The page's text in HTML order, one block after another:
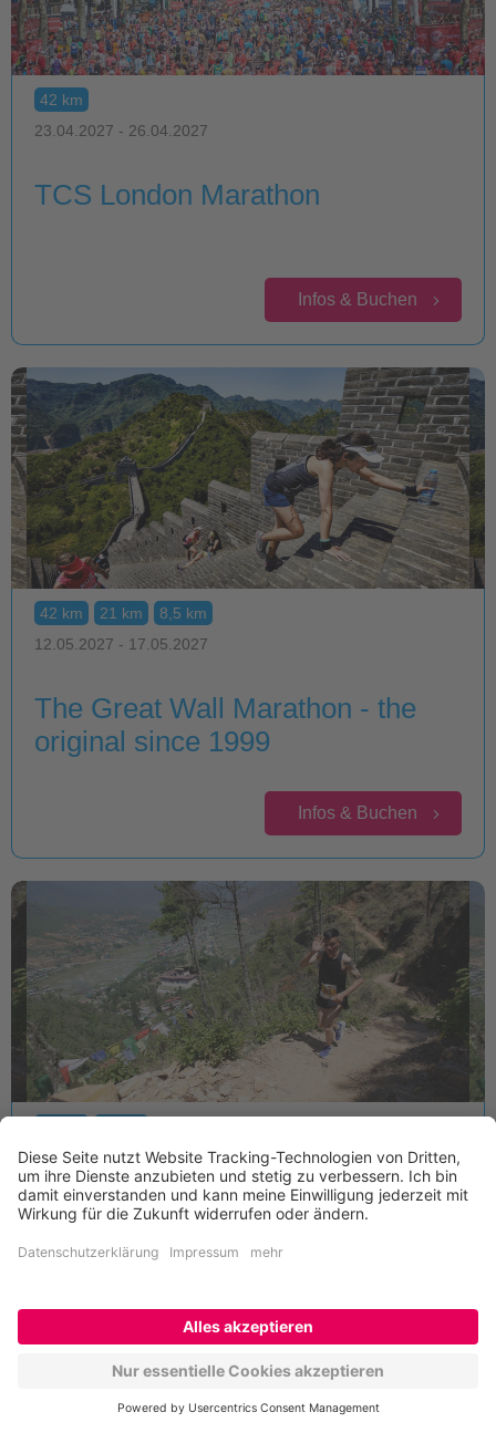
42 km
23.04.2027 - 26.04.2027
TCS London Marathon
Infos & Buchen
42 km 21 km
8,5 km
12.05.2027 - 17.05.2027
The Great Wall Marathon - the
original since 1999
Infos & Buchen
16.05.2027 - 24.05.2027
Bhutan - Thunder Dragon
Marathon & Halbmarathon
In Kürze buchbar